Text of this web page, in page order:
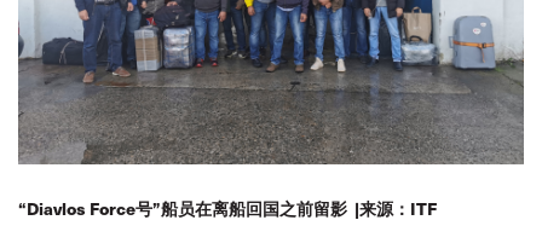
“Diavlos Force号”船员在离船回国之前留影 |来源：ITF